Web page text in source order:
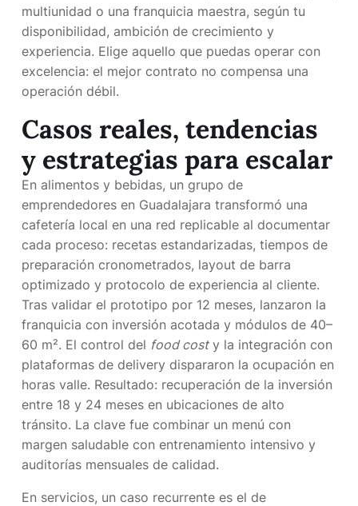
multiunidad o una franquicia maestra, según tu
disponibilidad, ambición de crecimiento y
experiencia. Elige aquello que puedas operar con
excelencia: el mejor contrato no compensa una
operación débil.
Casos reales, tendencias
y estrategias para escalar
En alimentos y bebidas, un grupo de
emprendedores en Guadalajara transformó una
cafetería local en una red replicable al documentar
cada proceso: recetas estandarizadas, tiempos de
preparación cronometrados, layout de barra
optimizado y protocolo de experiencia al cliente.
Tras validar el prototipo por 12 meses, lanzaron la
franquicia con inversión acotada y módulos de 40–
60 m². El control del food costy la integración con
plataformas de delivery dispararon la ocupación en
horas valle. Resultado: recuperación de la inversión
entre 18 y 24 meses en ubicaciones de alto
tránsito. La clave fue combinar un menú con
margen saludable con entrenamiento intensivo y
auditorías mensuales de calidad.
En servicios, un caso recurrente es el de